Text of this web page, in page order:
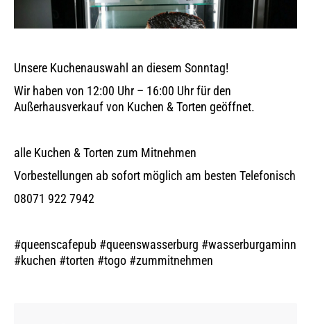
Unsere Kuchenauswahl an diesem Sonntag!
Wir haben von 12:00 Uhr – 16:00 Uhr für den
Außerhausverkauf von Kuchen & Torten geöffnet.
alle Kuchen & Torten zum Mitnehmen
Vorbestellungen ab sofort möglich am besten Telefonisch
08071 922 7942
#queenscafepub #queenswasserburg #wasserburgaminn
#kuchen #torten #togo #zummitnehmen